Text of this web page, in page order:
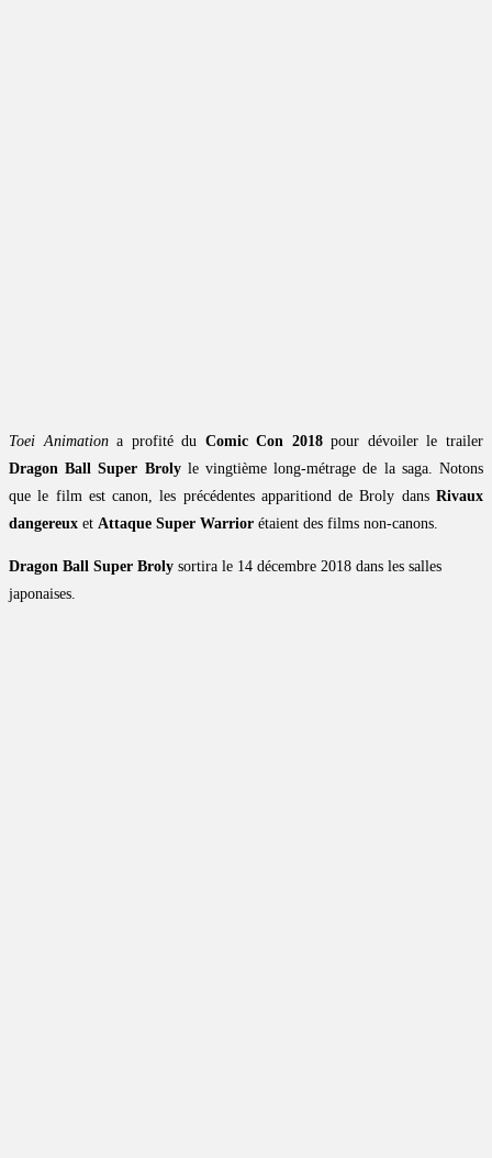
Toei Animationa profité du Comic Con 2018pour dévoiler le trailer
Dragon Ball Super Brolyle vingtième long-métrage de la saga. Notons
que le film est canon, les précédentes apparitiond de Broly dans Rivaux
dangereux et Attaque Super Warrior étaient des films non-canons.
Dragon Ball Super Broly sortira le 14 décembre 2018 dans les salles
japonaises.